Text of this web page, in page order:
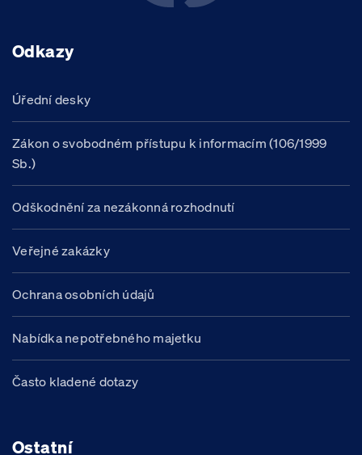
Odkazy
Úřední desky
Zákon o svobodném přístupu k informacím (106/1999
Sb.)
Odškodnění za nezákonná rozhodnutí
Veřejné zakázky
Ochrana osobních údajů
Nabídka nepotřebného majetku
Často kladené dotazy
Ostatní